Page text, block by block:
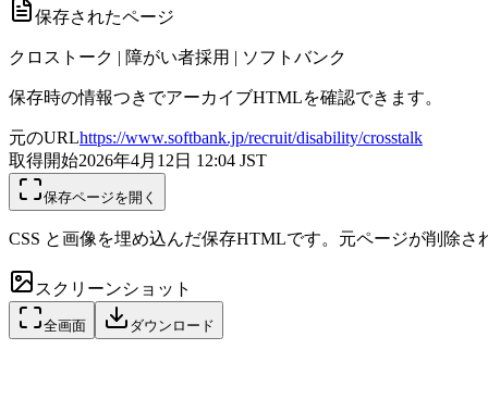
保存されたページ
クロストーク | 障がい者採用 | ソフトバンク
保存時の情報つきでアーカイブHTMLを確認できます。
元のURLhttps://www.softbank.jp/recruit/disability/crosstalk
取得開始2026年4月12日 12:04 JST
保存ページを開く
CSS と画像を埋め込んだ保存HTMLです。元ページが削除さ
スクリーンショット
全画面 ダウンロード